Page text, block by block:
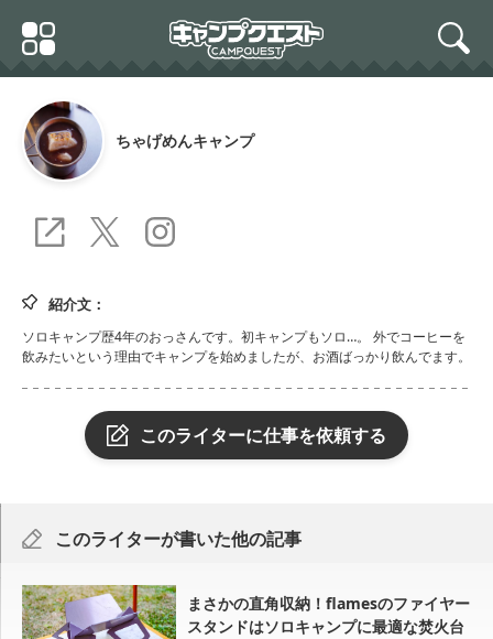
Primary
Menu
search
ちゃげめんキャンプ
https://chagemencamp.info
greenlabel666chagemen_camp
紹介文：
ソロキャンプ歴4年のおっさんです。初キャンプもソロ…。 外でコーヒーを
飲みたいという理由でキャンプを始めましたが、お酒ばっかり飲んでます。
このライターに仕事を依頼する
このライターが書いた他の記事
まさかの直角収納！flamesのファイヤー
スタンドはソロキャンプに最適な焚火台